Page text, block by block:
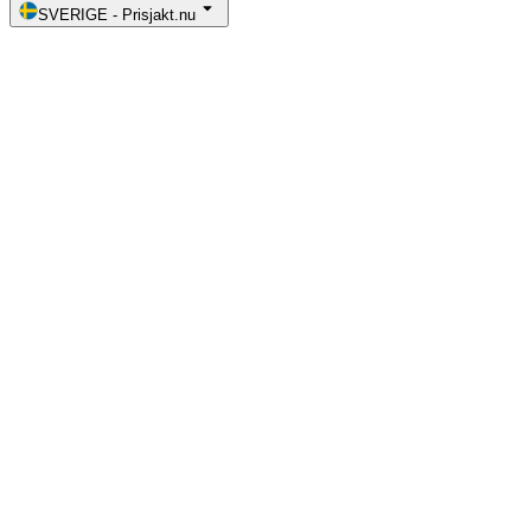
SVERIGE - Prisjakt.nu